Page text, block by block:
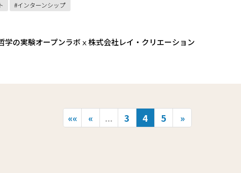
インターンシップ
学の実験オープンラボⅹ株式会社レイ・クリエーション
«« « ... 3 4 5 »